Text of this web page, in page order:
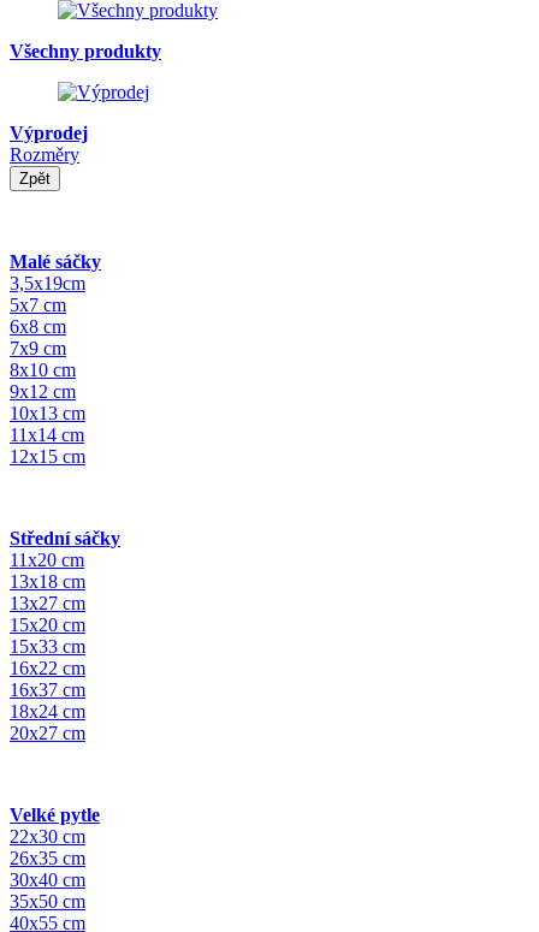
Všechny produkty
Výprodej
Rozměry
Zpět
Malé sáčky
3,5x19cm
5x7 cm
6x8 cm
7x9 cm
8x10 cm
9x12 cm
10x13 cm
11x14 cm
12x15 cm
Střední sáčky
11x20 cm
13x18 cm
13x27 cm
15x20 cm
15x33 cm
16x22 cm
16x37 cm
18x24 cm
20x27 cm
Velké pytle
22x30 cm
26x35 cm
30x40 cm
35x50 cm
40x55 cm